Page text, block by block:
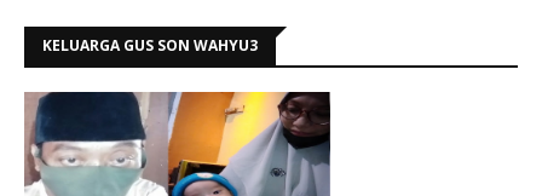
KELUARGA GUS SON WAHYU3